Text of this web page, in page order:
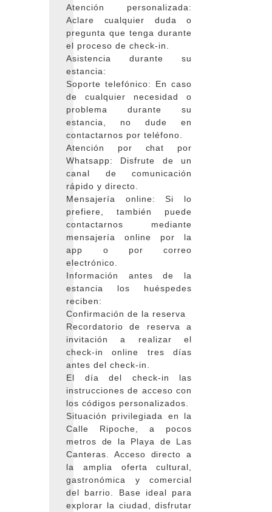
Atención personalizada:
Aclare cualquier duda o
pregunta que tenga durante
el proceso de check-in.
Asistencia durante su
estancia:
Soporte telefónico: En caso
de cualquier necesidad o
problema durante su
estancia, no dude en
contactarnos por teléfono.
Atención por chat por
Whatsapp: Disfrute de un
canal de comunicación
rápido y directo.
Mensajería online: Si lo
prefiere, también puede
contactarnos mediante
mensajería online por la
app o por correo
electrónico.
Información antes de la
estancia los huéspedes
reciben:
Confirmación de la reserva
Recordatorio de reserva a
invitación a realizar el
check-in online tres días
antes del check-in.
El día del check-in las
instrucciones de acceso con
los códigos personalizados.
Situación privilegiada en la
Calle Ripoche, a pocos
metros de la Playa de Las
Canteras. Acceso directo a
la amplia oferta cultural,
gastronómica y comercial
del barrio. Base ideal para
explorar la ciudad, disfrutar